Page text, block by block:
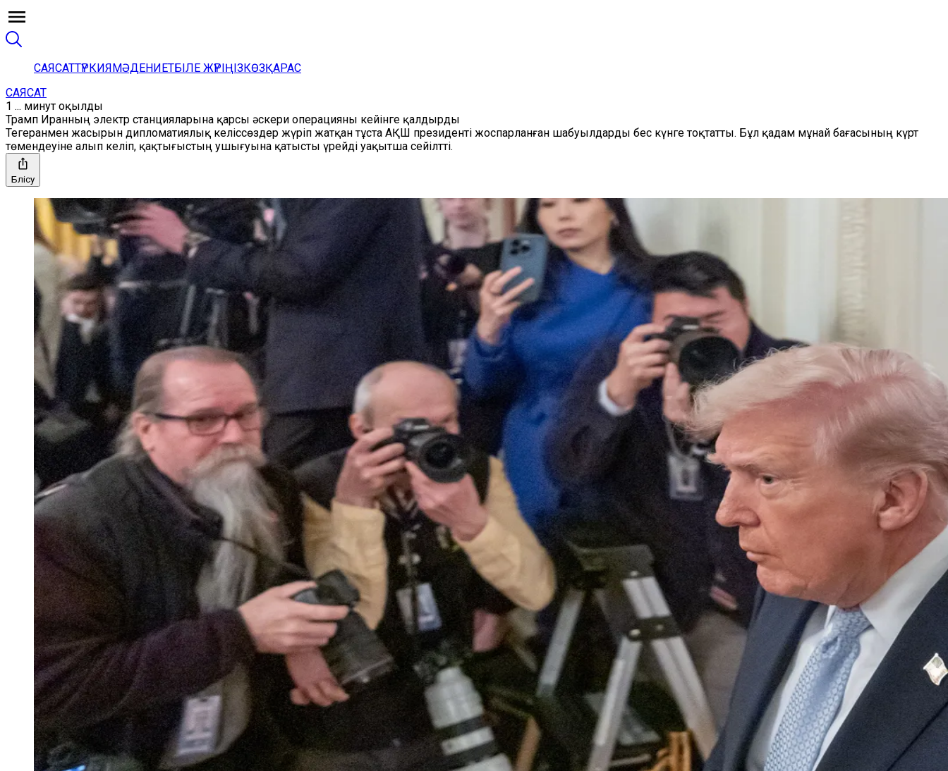
САЯСАТТҮРКИЯМӘДЕНИЕТБІЛЕ ЖҮРІҢІЗКӨЗҚАРАС
САЯСАТ
1 ... минут оқылды
Трамп Иранның электр станцияларына қарсы әскери операцияны кейінге қалдырды
Тегеранмен жасырын дипломатиялық келіссөздер жүріп жатқан тұста АҚШ президенті жоспарланған шабуылдарды бес күнге тоқтатты. Бұл қадам мұнай бағасының күрт
төмендеуіне алып келіп, қақтығыстың ушығуына қатысты үрейді уақытша сейілтті.
Бөлісу